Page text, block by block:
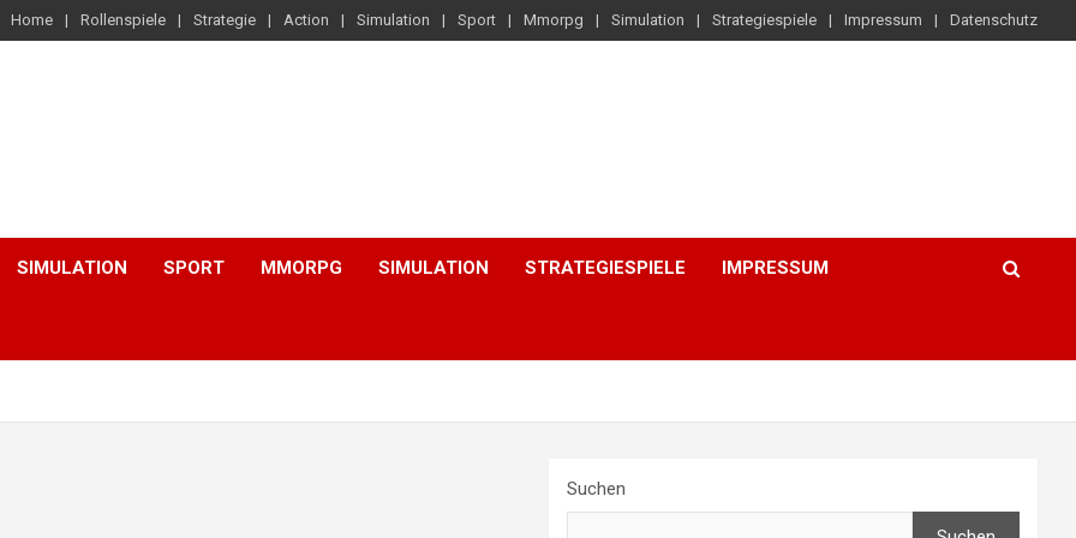
Home Rollenspiele Strategie Action Simulation Sport Mmorpg Simulation Strategiespiele Impressum Datenschutz
SIMULATION SPORT MMORPG SIMULATION STRATEGIESPIELE IMPRESSUM
Suchen